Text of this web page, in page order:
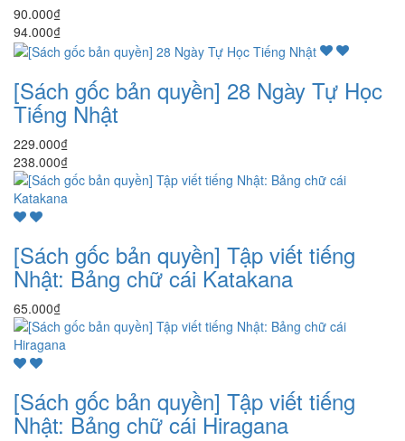
90.000₫
94.000₫
[Sách gốc bản quyền] 28 Ngày Tự Học
Tiếng Nhật
229.000₫
238.000₫
[Sách gốc bản quyền] Tập viết tiếng
Nhật: Bảng chữ cái Katakana
65.000₫
[Sách gốc bản quyền] Tập viết tiếng
Nhật: Bảng chữ cái Hiragana